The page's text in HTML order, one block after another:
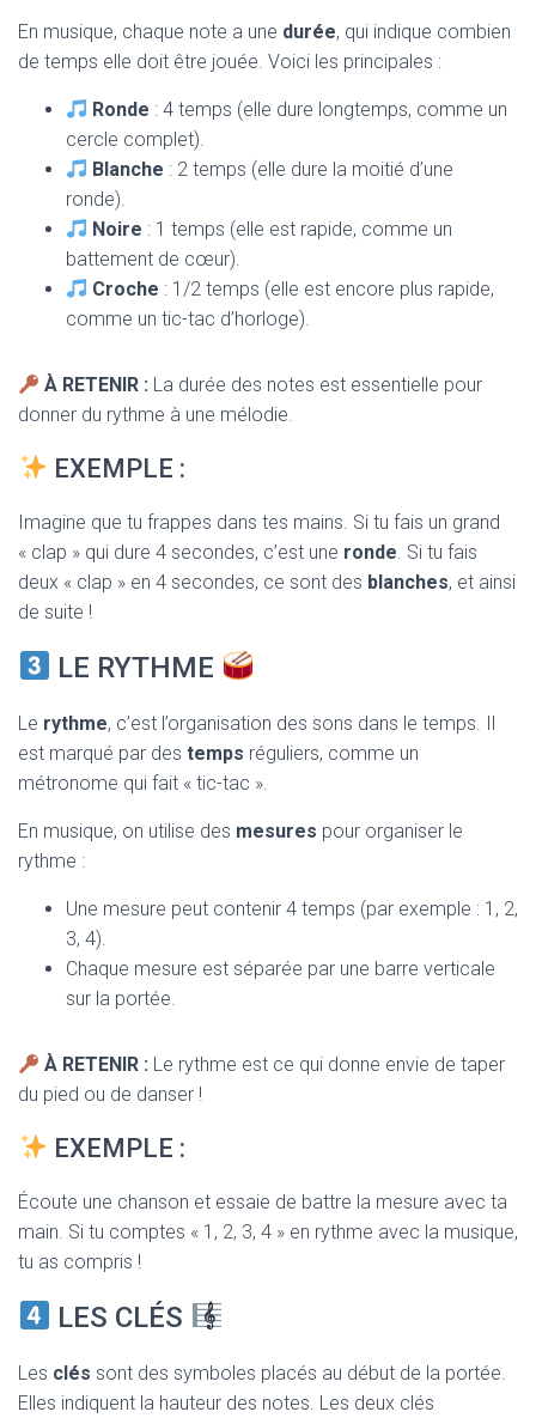
En musique, chaque note a une durée, qui indique combien
de temps elle doit être jouée. Voici les principales :
Ronde : 4 temps (elle dure longtemps, comme un
cercle complet).
Blanche : 2 temps (elle dure la moitié d’une
ronde).
Noire : 1 temps (elle est rapide, comme un
battement de cœur).
Croche : 1/2 temps (elle est encore plus rapide,
comme un tic-tac d’horloge).
À RETENIR : La durée des notes est essentielle pour
donner du rythme à une mélodie.
EXEMPLE :
Imagine que tu frappes dans tes mains. Si tu fais un grand
« clap » qui dure 4 secondes, c’est une ronde. Si tu fais
deux « clap » en 4 secondes, ce sont des blanches, et ainsi
de suite !
LE RYTHME
Le rythme, c’est l’organisation des sons dans le temps. Il
est marqué par des temps réguliers, comme un
métronome qui fait « tic-tac ».
En musique, on utilise des mesures pour organiser le
rythme :
Une mesure peut contenir 4 temps (par exemple : 1, 2,
3, 4).
Chaque mesure est séparée par une barre verticale
sur la portée.
À RETENIR : Le rythme est ce qui donne envie de taper
du pied ou de danser !
EXEMPLE :
Écoute une chanson et essaie de battre la mesure avec ta
main. Si tu comptes « 1, 2, 3, 4 » en rythme avec la musique,
tu as compris !
LES CLÉS
Les clés sont des symboles placés au début de la portée.
Elles indiquent la hauteur des notes. Les deux clés